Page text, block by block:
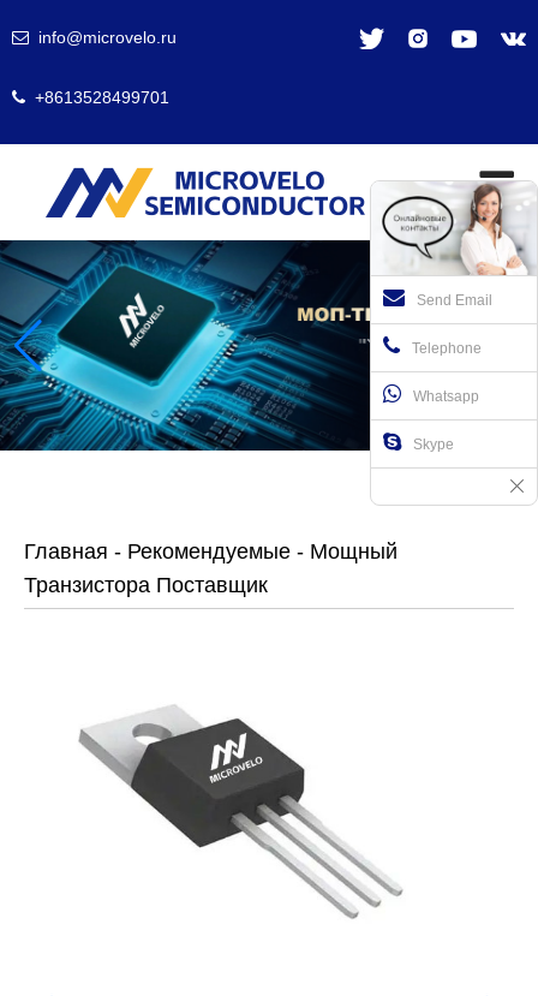
info@microvelo.ru
+8613528499701
Главная - Рекомендуемые - Мощный
Транзистора Поставщик
Send Email
Telephone
Whatsapp
Skype